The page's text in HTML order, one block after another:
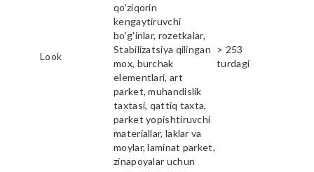
Look
qo'ziqorin
kengaytiruvchi
bo'g'inlar, rozetkalar,
Stabilizatsiya qilingan
mox, burchak
elementlari, art
parket, muhandislik
taxtasi, qattiq taxta,
parket yopishtiruvchi
materiallar, laklar va
moylar, laminat parket,
zinapoyalar uchun
> 253
turdagi